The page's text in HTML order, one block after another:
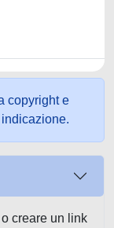
copyright e
creare un link